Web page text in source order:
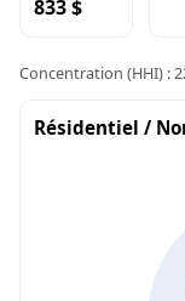
833 $
Concentration (HHI) :
Résidentiel /